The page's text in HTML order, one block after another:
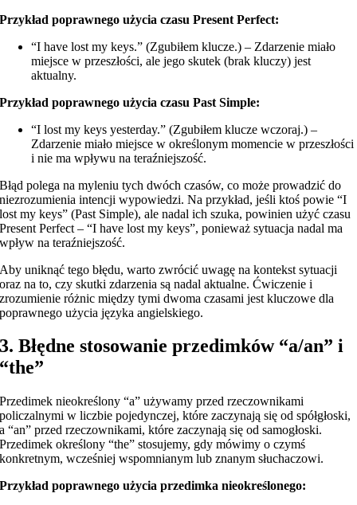
Przykład poprawnego użycia czasu Present Perfect:
“I have lost my keys.” (Zgubiłem klucze.) – Zdarzenie miało
miejsce w przeszłości, ale jego skutek (brak kluczy) jest
aktualny.
Przykład poprawnego użycia czasu Past Simple:
“I lost my keys yesterday.” (Zgubiłem klucze wczoraj.) –
Zdarzenie miało miejsce w określonym momencie w przeszłości
i nie ma wpływu na teraźniejszość.
Błąd polega na myleniu tych dwóch czasów, co może prowadzić do
niezrozumienia intencji wypowiedzi. Na przykład, jeśli ktoś powie “I
lost my keys” (Past Simple), ale nadal ich szuka, powinien użyć czasu
Present Perfect – “I have lost my keys”, ponieważ sytuacja nadal ma
wpływ na teraźniejszość.
Aby uniknąć tego błędu, warto zwrócić uwagę na kontekst sytuacji
oraz na to, czy skutki zdarzenia są nadal aktualne. Ćwiczenie i
zrozumienie różnic między tymi dwoma czasami jest kluczowe dla
poprawnego użycia języka angielskiego.
3. Błędne stosowanie przedimków “a/an” i
“the”
Przedimek nieokreślony “a” używamy przed rzeczownikami
policzalnymi w liczbie pojedynczej, które zaczynają się od spółgłoski,
a “an” przed rzeczownikami, które zaczynają się od samogłoski.
Przedimek określony “the” stosujemy, gdy mówimy o czymś
konkretnym, wcześniej wspomnianym lub znanym słuchaczowi.
Przykład poprawnego użycia przedimka nieokreślonego: